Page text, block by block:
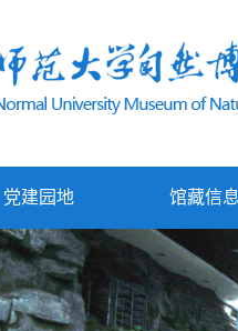
党建园地 馆藏信息